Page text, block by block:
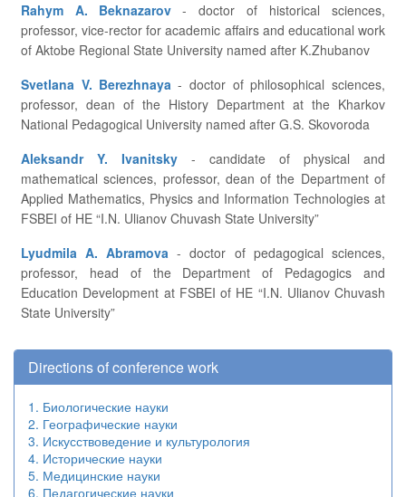
Rahym A. Beknazarov
professor, vice-rector for academic affairs and educational work
of Aktobe Regional State University named after K.Zhubanov
Svetlana V. Berezhnaya
professor, dean of the History Department at the Kharkov
National Pedagogical University named after G.S. Skovoroda
Aleksandr Y. Ivanitsky
mathematical sciences, professor, dean of the Department of
Applied Mathematics, Physics and Information Technologies at
FSBEI of HE “I.N. Ulianov Chuvash State University”
Lyudmila A. Abramova
professor, head of the Department of Pedagogics and
Education Development at FSBEI of HE “I.N. Ulianov Chuvash
State University”
Directions of conference work
1. Биологические науки
2. Географические науки
3. Искусствоведение и культурология
4. Исторические науки
5. Медицинские науки
6. Педагогические науки